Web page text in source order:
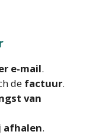
e-mail.
de factuur.
van
afhalen.